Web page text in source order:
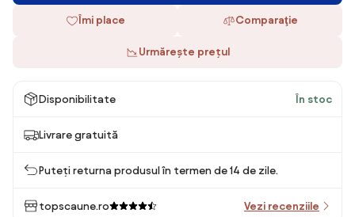
Îmi place Comparaţie
Urmărește prețul
Disponibilitate În stoc
Livrare gratuită
Puteți returna produsul în termen de 14 de zile.
topscaune.ro Vezi recenziile